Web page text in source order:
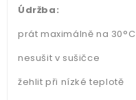
Údržba:
prát maximálně na 30°C
nesušit v sušičce
žehlit při nízké teplotě